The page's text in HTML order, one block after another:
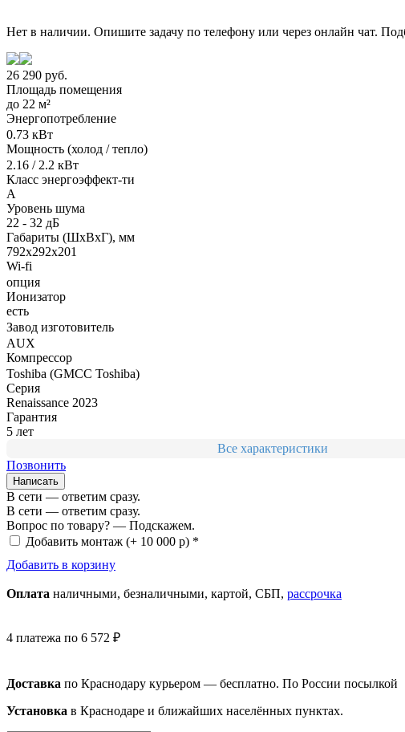
Нет в наличии. Опишите задачу по телефону или через онлайн чат.
26 290 руб.
Площадь помещения
до 22 м²
Энергопотребление
0.73 кВт
Мощность (холод / тепло)
2.16 / 2.2 кВт
Класс энергоэффект-ти
A
Уровень шума
22 - 32 дБ
Габариты (ШxВxГ), мм
792x292x201
Wi-fi
опция
Ионизатор
есть
Завод изготовитель
AUX
Компрессор
Toshiba (GMCC Toshiba)
Серия
Renaissance 2023
Гарантия
5 лет
Все характеристики
Позвонить
Написать
В сети — ответим сразу.
В сети — ответим сразу.
Вопрос по товару? — Подскажем.
Добавить монтаж (+ 10 000 р) *
Добавить в корзину
Оплата наличными, безналичными, картой, СБП, рассрочка
4 платежа по 6 572 ₽
Доставка по Краснодару курьером — бесплатно. По России посылкой
Установка в Краснодаре и ближайших населённых пунктах.